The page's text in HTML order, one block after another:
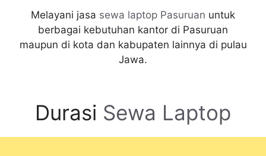
Melayani jasa sewa laptop Pasuruan untuk
berbagai kebutuhan kantor di Pasuruan
maupun di kota dan kabupaten lainnya di pulau
Jawa.
Durasi Sewa Laptop